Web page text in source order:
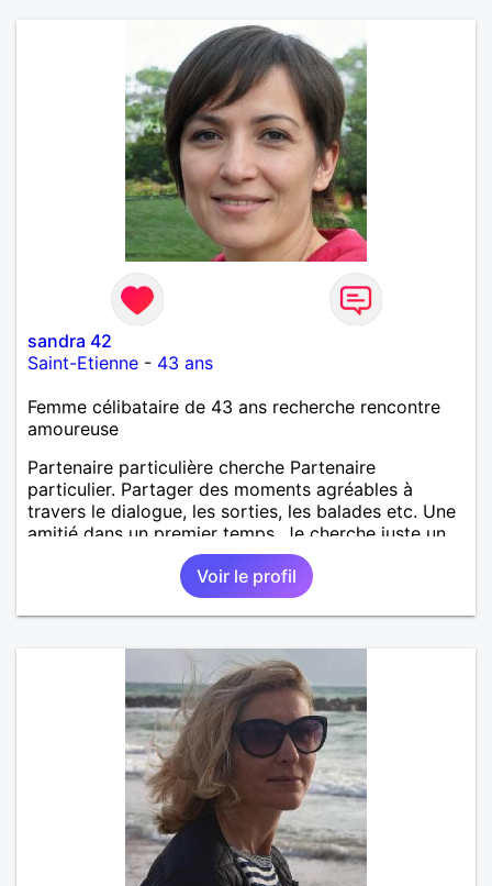
sandra 42
Saint-Etienne - 43 ans
Femme célibataire de 43 ans recherche rencontre
amoureuse
Partenaire particulière cherche Partenaire
particulier. Partager des moments agréables à
travers le dialogue, les sorties, les balades etc. Une
amitié dans un premier temps. Je cherche juste un
homme simple, sincère, complice.
Voir le profil